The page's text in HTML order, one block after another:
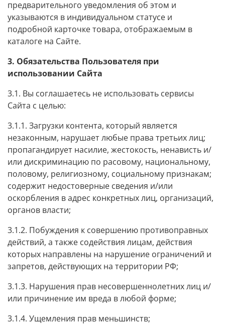
предварительного уведомления об этом и
указываются в индивидуальном статусе и
подробной карточке товара, отображаемым в
каталоге на Сайте.
3. Обязательства Пользователя при
использовании Сайта
3.1. Вы соглашаетесь не использовать сервисы
Сайта с целью:
3.1.1. Загрузки контента, который является
незаконным, нарушает любые права третьих лиц;
пропагандирует насилие, жестокость, ненависть и/
или дискриминацию по расовому, национальному,
половому, религиозному, социальному признакам;
содержит недостоверные сведения и/или
оскорбления в адрес конкретных лиц, организаций,
органов власти;
3.1.2. Побуждения к совершению противоправных
действий, а также содействия лицам, действия
которых направлены на нарушение ограничений и
запретов, действующих на территории РФ;
3.1.3. Нарушения прав несовершеннолетних лиц и/
или причинение им вреда в любой форме;
3.1.4. Ущемления прав меньшинств;